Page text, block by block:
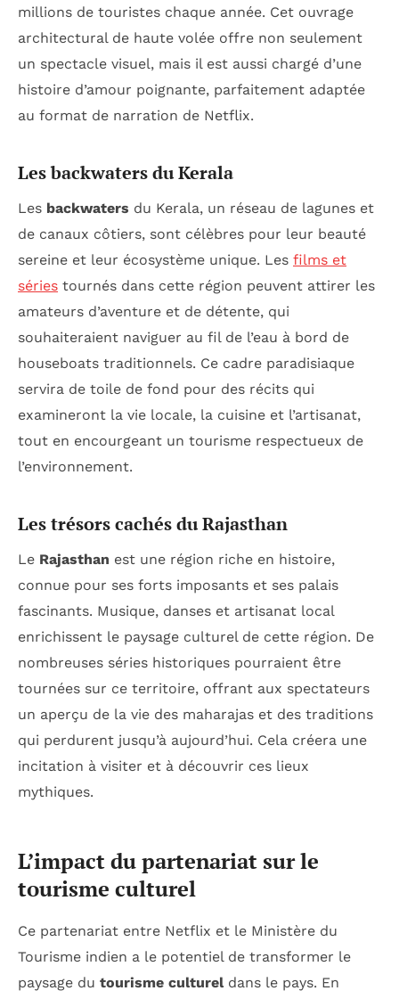
millions de touristes chaque année. Cet ouvrage
architectural de haute volée offre non seulement
un spectacle visuel, mais il est aussi chargé d’une
histoire d’amour poignante, parfaitement adaptée
au format de narration de Netflix.
Les backwaters du Kerala
Les backwaters du Kerala, un réseau de lagunes et
de canaux côtiers, sont célèbres pour leur beauté
sereine et leur écosystème unique. Les films et
séries tournés dans cette région peuvent attirer les
amateurs d’aventure et de détente, qui
souhaiteraient naviguer au fil de l’eau à bord de
houseboats traditionnels. Ce cadre paradisiaque
servira de toile de fond pour des récits qui
examineront la vie locale, la cuisine et l’artisanat,
tout en encourgeant un tourisme respectueux de
l’environnement.
Les trésors cachés du Rajasthan
Le Rajasthan est une région riche en histoire,
connue pour ses forts imposants et ses palais
fascinants. Musique, danses et artisanat local
enrichissent le paysage culturel de cette région. De
nombreuses séries historiques pourraient être
tournées sur ce territoire, offrant aux spectateurs
un aperçu de la vie des maharajas et des traditions
qui perdurent jusqu’à aujourd’hui. Cela créera une
incitation à visiter et à découvrir ces lieux
mythiques.
L’impact du partenariat sur le
tourisme culturel
Ce partenariat entre Netflix et le Ministère du
Tourisme indien a le potentiel de transformer le
paysage du tourisme cultureldans le pays. En